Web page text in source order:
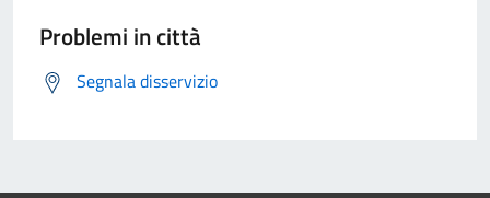
Problemi in città
Segnala disservizio